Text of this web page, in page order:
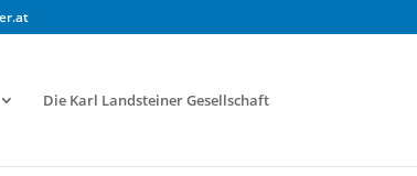
Die Karl Landsteiner Gesellschaft